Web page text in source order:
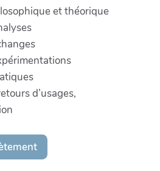
et théorique
d’usages,